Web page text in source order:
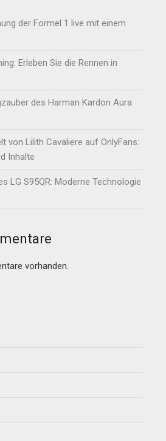
der Formel 1 live mit einem
Erleben Sie die Rennen in
des Harman Kardon Aura
von Lilith Cavaliere auf OnlyFans:
Inhalte
LG S95QR: Moderne Technologie
vorhanden.